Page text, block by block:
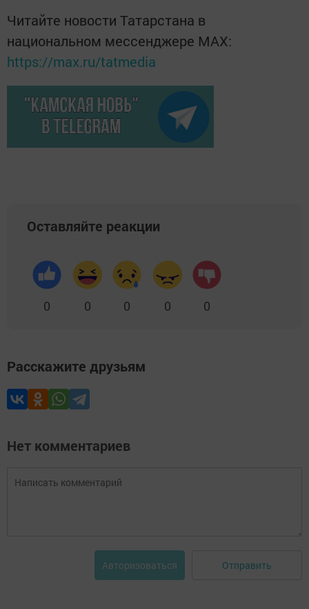
Читайте новости Татарстана в
национальном мессенджере MАХ:
https://max.ru/tatmedia
Оставляйте реакции
0 0 0 0 0
Расскажите друзьям
Нет комментариев
Авторизоваться Отправить